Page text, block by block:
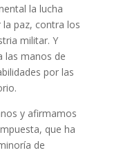
la lucha
paz, contra los
militar. Y
las manos de
por las
y afirmamos
que ha
de